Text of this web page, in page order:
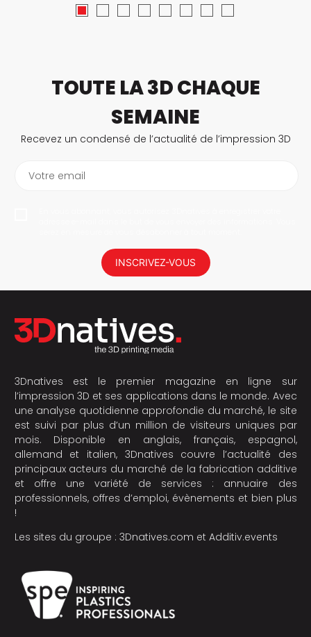
TOUTE LA 3D CHAQUE
SEMAINE
Recevez un condensé de l’actualité de l’impression 3D
Votre email
INSCRIVEZ-VOUS
3Dnatives est le premier magazine en ligne sur
l’impression 3D et ses applications dans le monde. Avec
une analyse quotidienne approfondie du marché, le site
est suivi par plus d’un million de visiteurs uniques par
mois. Disponible en anglais, français, espagnol,
allemand et italien, 3Dnatives couvre l’actualité des
principaux acteurs du marché de la fabrication additive
et offre une variété de services : annuaire des
professionnels, offres d’emploi, évènements et bien plus
!
Les sites du groupe : 3Dnatives.com et Additiv.events